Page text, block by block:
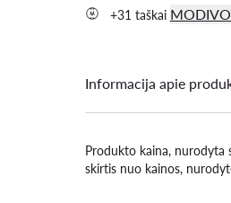
+31 taškai
Informacija apie
Produkto kaina, nurodyta
skirtis nuo kainos,